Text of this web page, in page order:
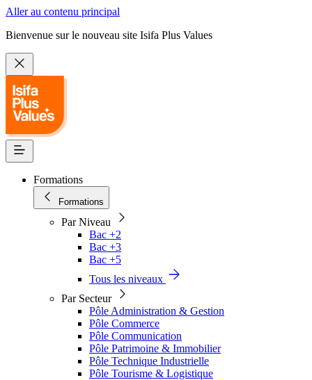
Aller au contenu principal
Bienvenue sur le nouveau site Isifa Plus Values
Formations
Formations
Par Niveau
Bac +2
Bac +3
Bac +5
Tous les niveaux
Par Secteur
Pôle Administration & Gestion
Pôle Commerce
Pôle Communication
Pôle Patrimoine & Immobilier
Pôle Technique Industrielle
Pôle Tourisme & Logistique